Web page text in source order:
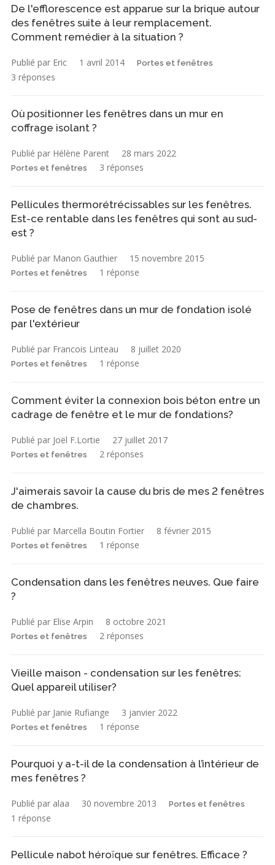
De l'efflorescence est apparue sur la brique autour
des fenêtres suite à leur remplacement.
Comment remédier à la situation ?
Publié par Eric 1 avril 2014 Portes et fenêtres
3 réponses
Où positionner les fenêtres dans un mur en
coffrage isolant ?
Publié par Hélène Parent 28 mars 2022
Portes et fenêtres 3 réponses
Pellicules thermorétrécissables sur les fenêtres.
Est-ce rentable dans les fenêtres qui sont au sud-
est ?
Publié par Manon Gauthier 15 novembre 2015
Portes et fenêtres 1 réponse
Pose de fenêtres dans un mur de fondation isolé
par l'extérieur
Publié par Francois Linteau 8 juillet 2020
Portes et fenêtres 1 réponse
Comment éviter la connexion bois béton entre un
cadrage de fenêtre et le mur de fondations?
Publié par Joël F.Lortie 27 juillet 2017
Portes et fenêtres 2 réponses
J'aimerais savoir la cause du bris de mes 2 fenêtres
de chambres.
Publié par Marcella Boutin Fortier 8 février 2015
Portes et fenêtres 1 réponse
Condensation dans les fenêtres neuves. Que faire
?
Publié par Elise Arpin 8 octobre 2021
Portes et fenêtres 2 réponses
Vieille maison - condensation sur les fenêtres:
Quel appareil utiliser?
Publié par Janie Rufiange 3 janvier 2022
Portes et fenêtres 1 réponse
Pourquoi y a-t-il de la condensation à l’intérieur de
mes fenêtres ?
Publié par alaa 30 novembre 2013 Portes et fenêtres
1 réponse
Pellicule nabot héroïque sur fenêtres. Efficace ?